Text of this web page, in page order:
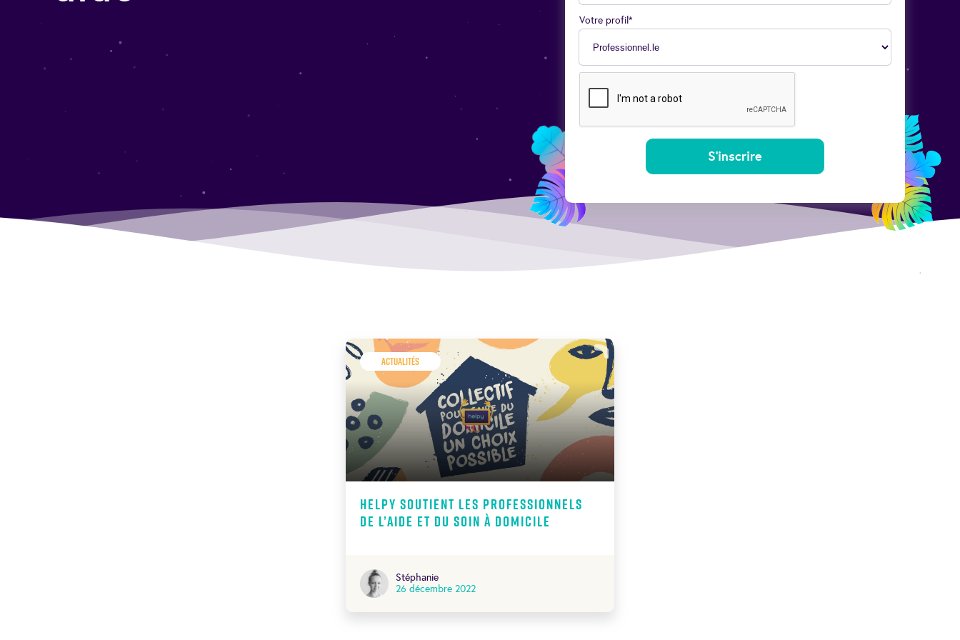
Votre profil*
Actualités
Helpy soutient les professionnels
de l’aide et du soin à domicile
Stéphanie
26 décembre 2022